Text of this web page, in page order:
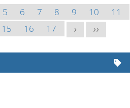
5 6 7 8 9 10
11
15 16 17 > >>